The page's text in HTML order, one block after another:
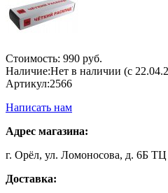
Стоимость: 990 руб.
Наличие:Нет в наличии (с
Артикул:2566
Написать нам
Адрес магазина:
г. Орёл, ул. Ломоносова, д. 6Б
Доставка: